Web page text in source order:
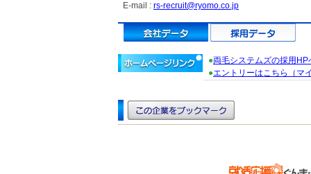
E-mail : rs-recruit@ryomo.co.jp
●両毛システムズの採用HP
●エントリーはこちら（マ